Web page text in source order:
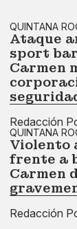
QUINTANA
Ataque
sport
Carmen
Redacción
QUINTANA
Violento
frente a
Carmen
Redacción